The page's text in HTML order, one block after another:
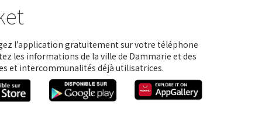
l’application gratuitement sur votre téléphone
les informations de la ville de Dammarie et des
et intercommunalités déjà utilisatrices.